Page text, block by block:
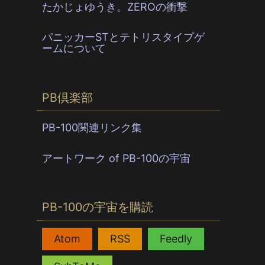
たかじょゆうき。ZEROの衝撃
パニッカーSTとテトリスタイプゲ
ームについて
PB倶楽部
PB-100関連リンク集
アートワーク of PB-100の宇宙
PB-100の宇宙を購読
Atom RSS Feedly